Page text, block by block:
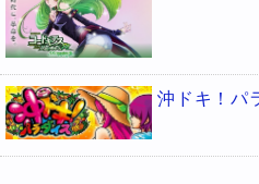
沖ドキ！パ